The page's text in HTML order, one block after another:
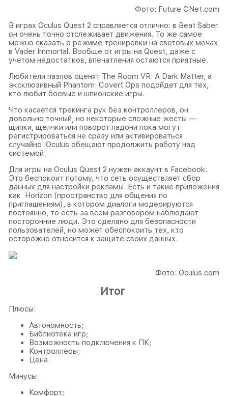
Фото: Future CNet.com
В играх Oculus Quest 2 справляется отлично: в Beat Saber
он очень точно отслеживает движения. То же самое
можно сказать о режиме тренировки на световых мечах
в Vader Immortal. Вообще от игры на Quest, даже с
учетом недостатков, впечатления остаются приятные.
Любители пазлов оценят The Room VR: A Dark Matter, а
эксклюзивный Phantom: Covert Ops подойдет для тех,
кто любит боевые и шпионские игры.
Что касается трекинга рук без контроллеров, он
довольно точный, но некоторые сложные жесты —
щипки, щелчки или поворот ладони пока могут
регистрироваться не сразу или активироваться
случайно. Oculus обещают продолжить работу над
системой.
Для игры на Oculus Quest 2 нужен аккаунт в Facebook.
Это беспокоит потому, что сеть осуществляет сбор
данных для настройки рекламы. Есть и такие приложения
как Horizon (пространство для общения по
приглашениям), в котором диалоги модерируются
постоянно, то есть за всем разговором наблюдают
посторонние люди. Это сделано для безопасности
пользователей, но может обеспокоить тех, кто
осторожно относится к защите своих данных.
Фото: Oculus.com
Итог
Плюсы:
Автономность;
Библиотека игр;
Возможность подключения к ПК;
Контроллеры;
Цена.
Минусы:
Комфорт;